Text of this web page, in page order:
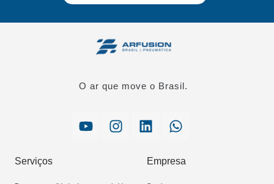
O ar que move o Brasil.
Serviços Empresa